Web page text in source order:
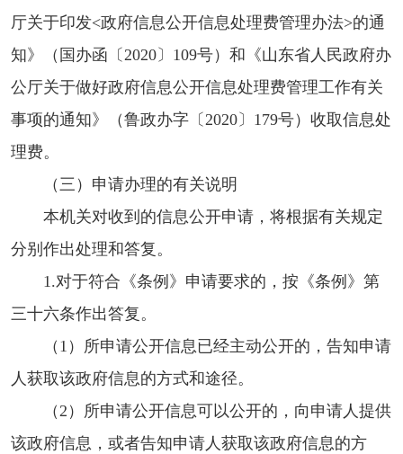
厅关于印发<政府信息公开信息处理费管理办法>的通
知》（国办函〔2020〕109号）和《山东省人民政府办
公厅关于做好政府信息公开信息处理费管理工作有关
事项的通知》（鲁政办字〔2020〕179号）收取信息处
理费。
（三）申请办理的有关说明
本机关对收到的信息公开申请，将根据有关规定
分别作出处理和答复。
1.对于符合《条例》申请要求的，按《条例》第
三十六条作出答复。
（1）所申请公开信息已经主动公开的，告知申请
人获取该政府信息的方式和途径。
（2）所申请公开信息可以公开的，向申请人提供
该政府信息，或者告知申请人获取该政府信息的方